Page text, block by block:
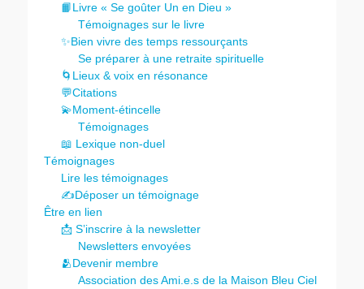
📙Livre « Se goûter Un en Dieu »
Témoignages sur le livre
✨Bien vivre des temps ressourçants
Se préparer à une retraite spirituelle
🌀Lieux & voix en résonance
💬Citations
💫Moment-étincelle
Témoignages
📖 Lexique non-duel
Témoignages
Lire les témoignages
✍️Déposer un témoignage
Être en lien
📩 S’inscrire à la newsletter
Newsletters envoyées
🫂Devenir membre
Association des Ami.e.s de la Maison Bleu Ciel